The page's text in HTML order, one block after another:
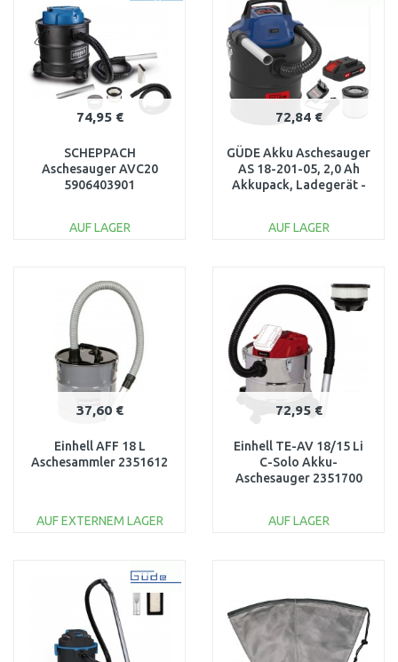
Vergleichen Vergleichen
74,95 €
SCHEPPACH
Aschesauger AVC20
5906403901
AUF LAGER
Vergleichen
72,84 €
GÜDE Akku Aschesauger
AS 18-201-05, 2,0 Ah
Akkupack, Ladegerät -
AUF LAGER
Vergleichen
37,60 €
Einhell AFF 18 L
Aschesammler 2351612
AUF EXTERNEM LAGER
Vergleichen
72,95 €
Einhell TE-AV 18/15 Li
C-Solo Akku-
Aschesauger 2351700
AUF LAGER